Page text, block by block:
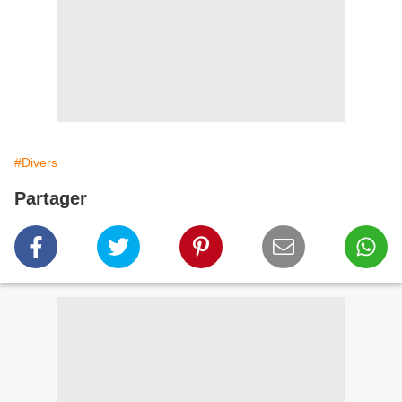
#Divers
Partager